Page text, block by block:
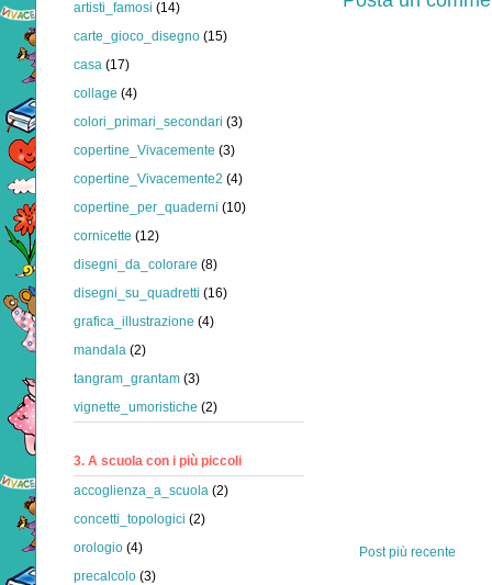
Post più recente
artisti_famosi (14)
carte_gioco_disegno (15)
casa (17)
collage (4)
colori_primari_secondari (3)
copertine_Vivacemente (3)
copertine_Vivacemente2 (4)
copertine_per_quaderni (10)
cornicette (12)
disegni_da_colorare (8)
disegni_su_quadretti (16)
grafica_illustrazione (4)
mandala (2)
tangram_grantam (3)
vignette_umoristiche (2)
3. A scuola con i più piccoli
accoglienza_a_scuola (2)
concetti_topologici (2)
orologio (4)
precalcolo (3)